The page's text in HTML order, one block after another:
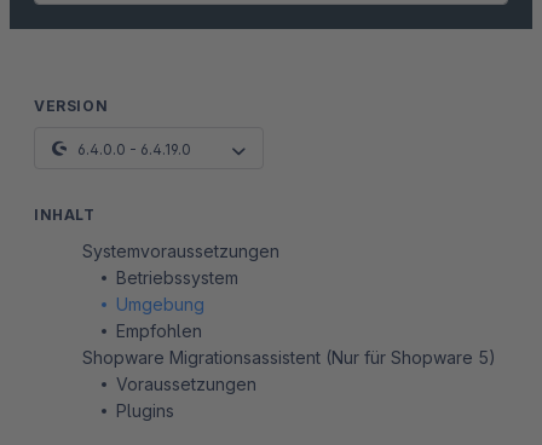
VERSION
6.4.0.0 - 6.4.19.0
INHALT
Systemvoraussetzungen
Betriebssystem
Umgebung
Empfohlen
Shopware Migrationsassistent (Nur für Shopware 5)
Voraussetzungen
Plugins